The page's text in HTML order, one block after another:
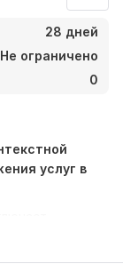
28 дней
Не ограничено
0
услуг в